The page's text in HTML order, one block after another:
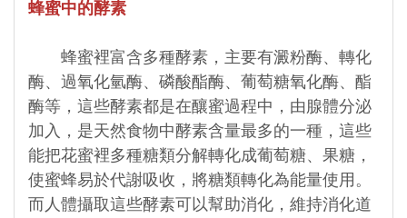
蜂蜜中的酵素
蜂蜜裡富含多種酵素，主要有澱粉酶、轉化
酶、過氧化氫酶、磷酸酯酶、葡萄糖氧化酶、酯
酶等，這些酵素都是在釀蜜過程中，由腺體分泌
加入，是天然食物中酵素含量最多的一種，這些
能把花蜜裡多種糖類分解轉化成葡萄糖、果糖，
使蜜蜂易於代謝吸收，將糖類轉化為能量使用。
而人體攝取這些酵素可以幫助消化，維持消化道